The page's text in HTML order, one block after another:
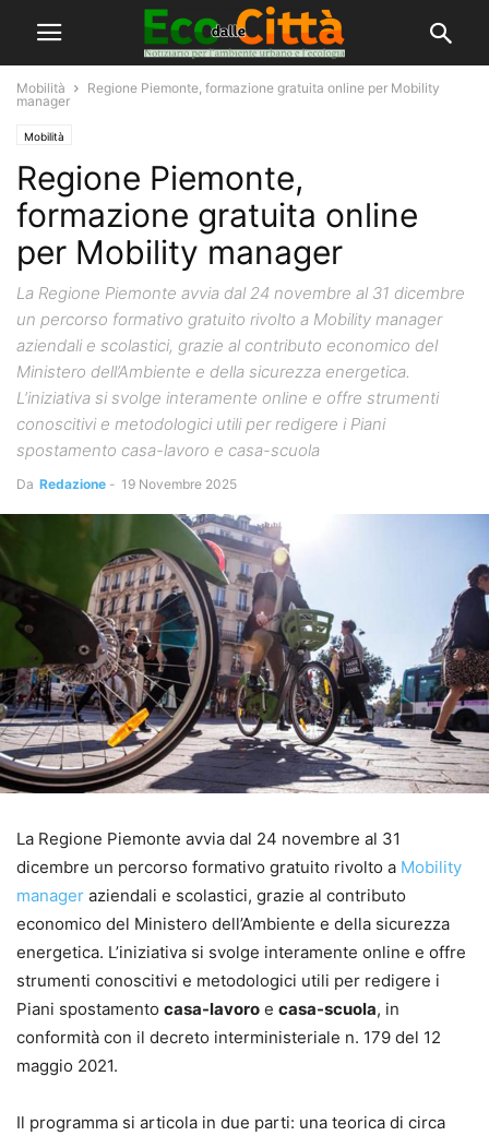
Mobilità
Regione Piemonte, formazione gratuita online per Mobility
manager
Mobilità
Regione Piemonte,
formazione gratuita online
per Mobility manager
La Regione Piemonte avvia dal 24 novembre al 31 dicembre
un percorso formativo gratuito rivolto a Mobility manager
aziendali e scolastici, grazie al contributo economico del
Ministero dell’Ambiente e della sicurezza energetica.
L’iniziativa si svolge interamente online e offre strumenti
conoscitivi e metodologici utili per redigere i Piani
spostamento casa-lavoro e casa-scuola
Da Redazione - 19 Novembre 2025
La Regione Piemonte avvia dal 24 novembre al 31
dicembre un percorso formativo gratuito rivolto a Mobility
manager aziendali e scolastici, grazie al contributo
economico del Ministero dell’Ambiente e della sicurezza
energetica. L’iniziativa si svolge interamente online e offre
strumenti conoscitivi e metodologici utili per redigere i
Piani spostamento casa-lavoro e casa-scuola, in
conformità con il decreto interministeriale n. 179 del 12
maggio 2021.
Il programma si articola in due parti: una teorica di circa